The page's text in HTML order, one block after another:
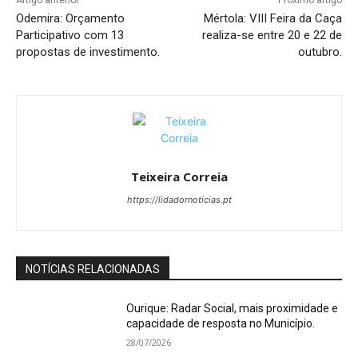
Odemira: Orçamento
Participativo com 13
propostas de investimento.
Mértola: VIII Feira da Caça
realiza-se entre 20 e 22 de
outubro.
Teixeira Correia
https://lidadornoticias.pt
NOTÍCIAS RELACIONADAS
Ourique: Radar Social, mais proximidade e
capacidade de resposta no Município.
28/07/2026